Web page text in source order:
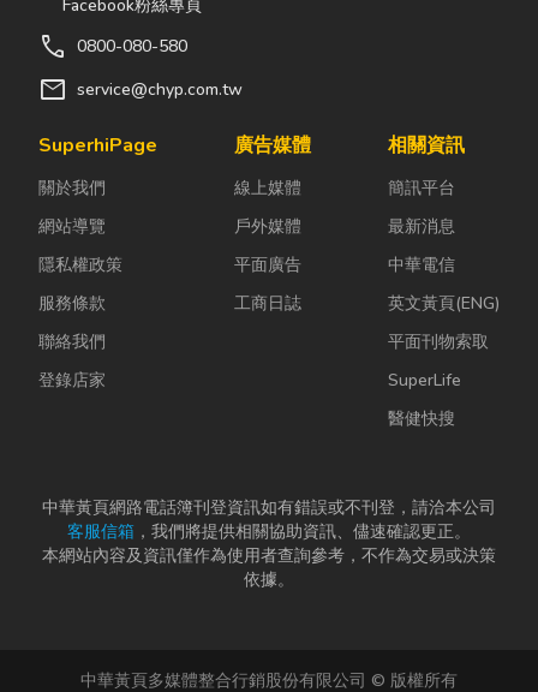
「健康體檢
表」與「永續
多中小企業主
又不是上市櫃
公司，為...
大量時間拆裝
這時，車床子
雙手能快速更
換「專屬工
具」的...
跑流程會不會
「兄弟姊妹之
間的財產分
配，到底...
Facebook粉絲專頁
call 0800-080-580
mail service@chyp.com.tw
SuperhiPage
關於我們
網站導覽
隱私權政策
服務條款
聯絡我們
登錄店家
廣告媒體
線上媒體
戶外媒體
平面廣告
工商日誌
相關資訊
簡訊平台
最新消息
中華電信
英文黃頁(ENG)
平面刊物索取
SuperLife
醫健快搜
中華黃頁網路電話簿刊登資訊如有錯誤或不刊登，請洽本公司
客服信箱 ，我們將提供相關協助資訊、儘速確認更正。
本網站內容及資訊僅作為使用者查詢參考，不作為交易或決策
依據。
中華黃頁多媒體整合行銷股份有限公司 © 版權所有